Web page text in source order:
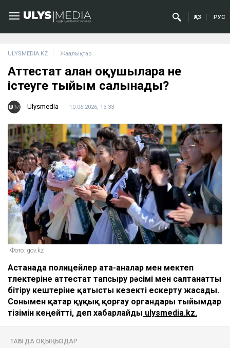
ҚАЗ РУС
ULYSMEDIA.KZ Жаңалықтар
Аттестат алған оқушыларға не
істеуге тыйым салынады?
Ulysmedia 10.06.2026, 13:33
Фото: gov.kz
Астанада полицейлер ата-аналар мен мектеп
түлектеріне аттестат тапсыру рәсімі мен салтанатты
бітіру кештеріне қатысты кезекті ескерту жасады.
Сонымен қатар құқық қорғау органдары тыйымдар
тізімін кеңейтті, деп хабарлайды ulysmedia.kz.
ТАҒЫ ДА ОҚЫҢЫЗДАР